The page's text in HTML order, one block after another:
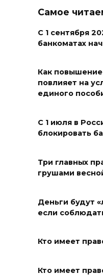
бывшей
08 августа 2026
Юрий
жителей
с Днем
В
08 августа 2026
Самое
С 1 сентября
банкоматах
Как
повлияет на
единого
С 1 июля в
блокировать
Три главных
грушами
Деньги будут
если
Кто имеет
Кто имеет